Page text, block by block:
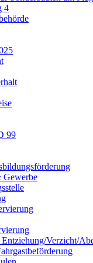
4
99
Gewerbe
Verzicht/